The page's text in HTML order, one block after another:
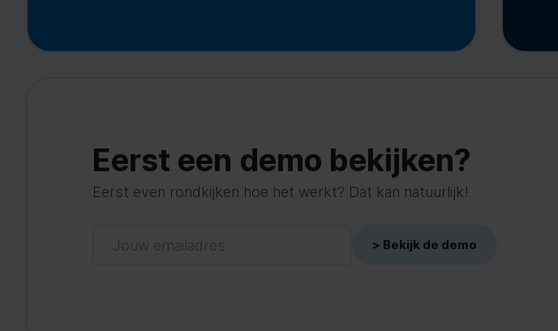
Eerst een demo bekijken?
Eerst even rondkijken hoe het werkt? Dat kan natuurlijk!